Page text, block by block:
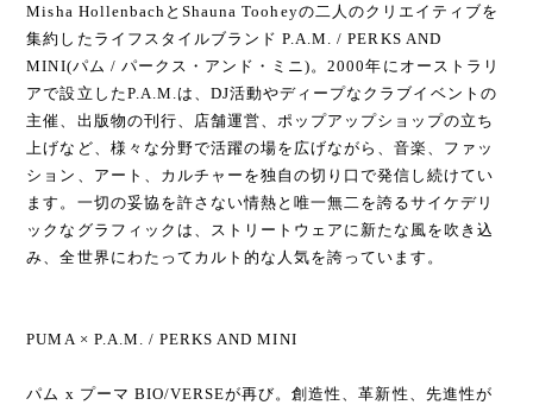
Misha HollenbachとShauna Tooheyの二人のクリエイティブを
集約したライフスタイルブランド P.A.M. / PERKS AND
MINI(パム / パークス・アンド・ミニ)。2000年にオーストラリ
アで設立したP.A.M.は、DJ活動やディープなクラブイベントの
主催、出版物の刊行、店舗運営、ポップアップショップの立ち
上げなど、様々な分野で活躍の場を広げながら、音楽、ファッ
ション、アート、カルチャーを独自の切り口で発信し続けてい
ます。一切の妥協を許さない情熱と唯一無二を誇るサイケデリ
ックなグラフィックは、ストリートウェアに新たな風を吹き込
み、全世界にわたってカルト的な人気を誇っています。
PUMA × P.A.M. / PERKS AND MINI
パム x プーマ BIO/VERSEが再び。創造性、革新性、先進性が